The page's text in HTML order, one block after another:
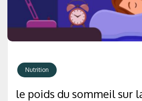
Nutrition
le poids du sommeil sur